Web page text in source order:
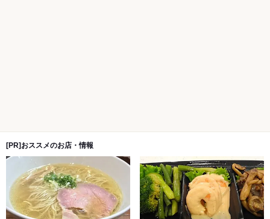
[PR]おススメのお店・情報